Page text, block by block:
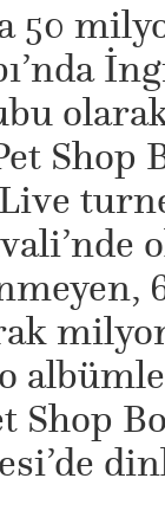
50
Shop
Shop